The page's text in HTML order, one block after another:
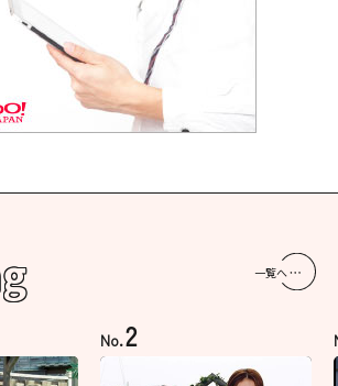
一覧へ
No.2